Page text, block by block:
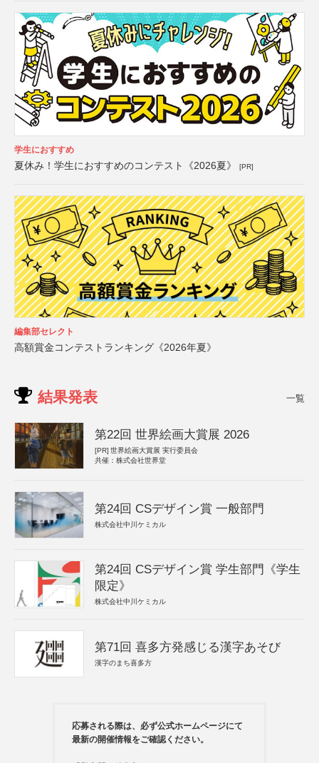
学生におすすめ
夏休み！学生におすすめのコンテスト《2026夏》 [PR]
編集部セレクト
高額賞金コンテストランキング《2026年夏》
結果発表 一覧
第22回 世界絵画大賞展 2026
[PR] 世界絵画大賞展 実行委員会
共催：株式会社世界堂
第24回 CSデザイン賞 一般部門
株式会社中川ケミカル
第24回 CSデザイン賞 学生部門《学生
限定》
株式会社中川ケミカル
第71回 喜多方発感じる漢字あそび
漢字のまち喜多方
応募される際は、必ず公式ホームページにて
最新の開催情報をご確認ください。